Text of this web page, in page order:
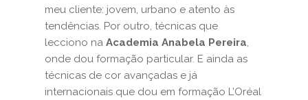
meu cliente: jovem, urbano e atento às
tendências. Por outro, técnicas que
lecciono na Academia Anabela Pereira,
onde dou formação particular. E ainda as
técnicas de cor avançadas e já
internacionais que dou em formação L’Oréal